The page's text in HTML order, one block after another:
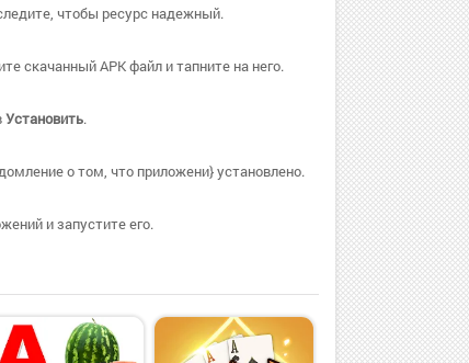
чтобы ресурс надежный.
скачанный APK файл и тапните на него.
Установить.
о том, что приложени} установлено.
и запустите его.